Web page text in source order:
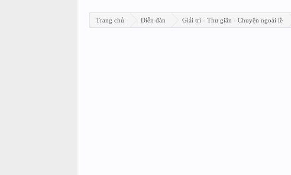
Trang chủ Diễn đàn Giải trí - Thư giãn - Chuyện ngoài lề